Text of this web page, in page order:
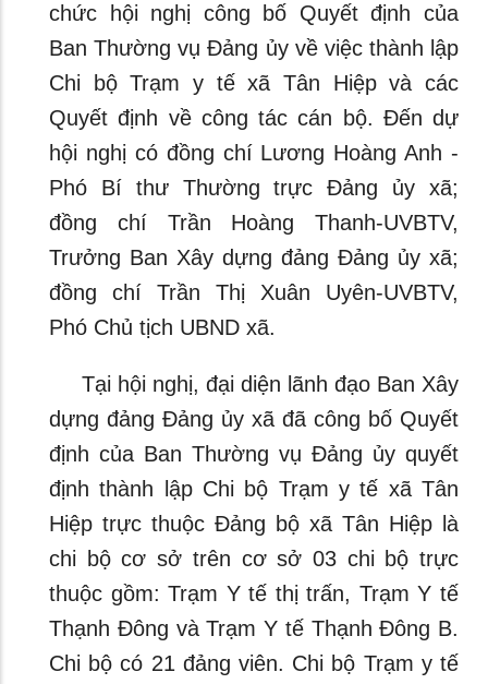
chức hội nghị công bố Quyết định của
Ban Thường vụ Đảng ủy về việc thành lập
Chi bộ Trạm y tế xã Tân Hiệp và các
Quyết định về công tác cán bộ. Đến dự
hội nghị có đồng chí Lương Hoàng Anh -
Phó Bí thư Thường trực Đảng ủy xã;
đồng chí Trần Hoàng Thanh-UVBTV,
Trưởng Ban Xây dựng đảng Đảng ủy xã;
đồng chí Trần Thị Xuân Uyên-UVBTV,
Phó Chủ tịch UBND xã.
Tại hội nghị, đại diện lãnh đạo Ban Xây
dựng đảng Đảng ủy xã đã công bố Quyết
định của Ban Thường vụ Đảng ủy quyết
định thành lập Chi bộ Trạm y tế xã Tân
Hiệp trực thuộc Đảng bộ xã Tân Hiệp là
chi bộ cơ sở trên cơ sở 03 chi bộ trực
thuộc gồm: Trạm Y tế thị trấn, Trạm Y tế
Thạnh Đông và Trạm Y tế Thạnh Đông B.
Chi bộ có 21 đảng viên. Chi bộ Trạm y tế